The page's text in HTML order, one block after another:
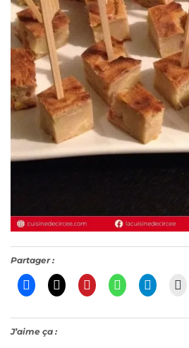
Partager :
J’aime ça :